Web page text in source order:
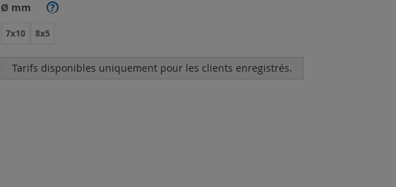
Ø mm ?
7x10 8x5
Tarifs disponibles uniquement pour les clients enregistrés.